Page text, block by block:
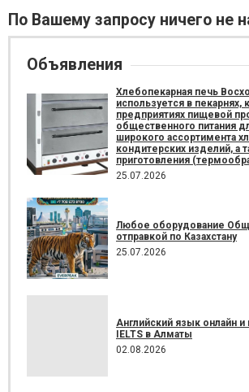
По Вашему запросу ничего не
Объявления
Хлебопекарная печь
используется в пекарнях,
предприятиях пищевой
общественного питания
широкого ассортимента
кондитерских изделий, а
приготовления
25.07.2026
Любое оборудование
отправкой по Казахстану
25.07.2026
Английский язык онлайн и
IELTS в Алматы
02.08.2026